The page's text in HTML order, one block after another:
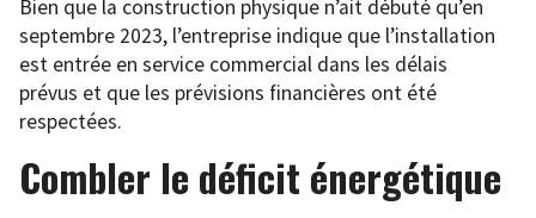
Bien que la construction physique n’ait débuté qu’en
septembre 2023, l’entreprise indique que l’installation
est entrée en service commercial dans les délais
prévus et que les prévisions financières ont été
respectées.
Combler le déficit énergétique